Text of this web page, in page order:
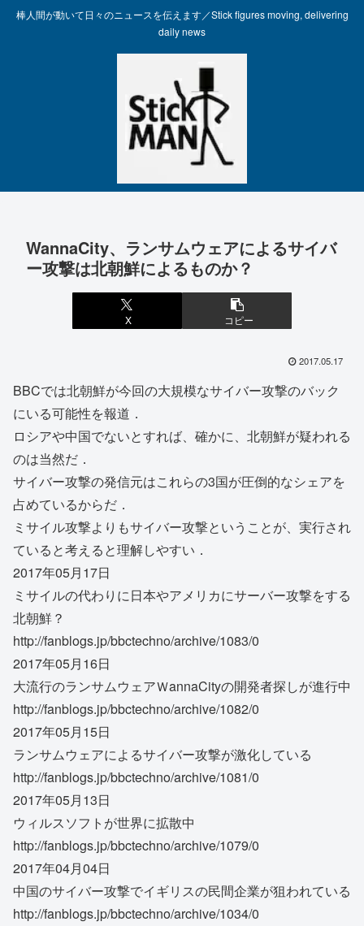
棒人間が動いて日々のニュースを伝えます／Stick figures moving, delivering
daily news
WannaCity、ランサムウェアによるサイバ
ー攻撃は北朝鮮によるものか？
X コピー
2017.05.17
BBCでは北朝鮮が今回の大規模なサイバー攻撃のバック
にいる可能性を報道．
ロシアや中国でないとすれば、確かに、北朝鮮が疑われる
のは当然だ．
サイバー攻撃の発信元はこれらの3国が圧倒的なシェアを
占めているからだ．
ミサイル攻撃よりもサイバー攻撃ということが、実行され
ていると考えると理解しやすい．
2017年05月17日
ミサイルの代わりに日本やアメリカにサーバー攻撃をする
北朝鮮？
http://fanblogs.jp/bbctechno/archive/1083/0
2017年05月16日
大流行のランサムウェアＷannaCityの開発者探しが進行中
http://fanblogs.jp/bbctechno/archive/1082/0
2017年05月15日
ランサムウェアによるサイバー攻撃が激化している
http://fanblogs.jp/bbctechno/archive/1081/0
2017年05月13日
ウィルスソフトが世界に拡散中
http://fanblogs.jp/bbctechno/archive/1079/0
2017年04月04日
中国のサイバー攻撃でイギリスの民間企業が狙われている
http://fanblogs.jp/bbctechno/archive/1034/0